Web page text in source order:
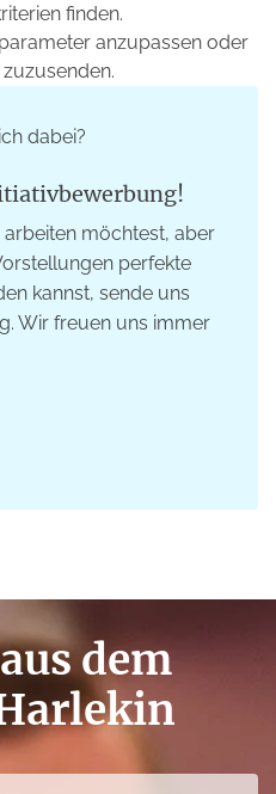
finden.
anzupassen oder
dabei?
möchtest, aber
perfekte
kannst, sende uns
Wir freuen uns immer
dem